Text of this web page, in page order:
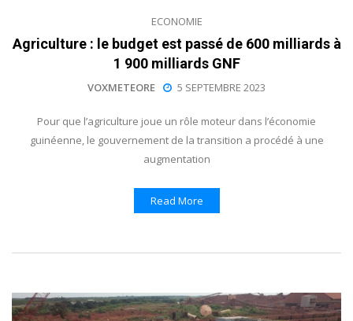
ECONOMIE
Agriculture : le budget est passé de 600 milliards à
1 900 milliards GNF
VOXMETEORE 5 SEPTEMBRE 2023
Pour que l’agriculture joue un rôle moteur dans l’économie
guinéenne, le gouvernement de la transition a procédé à une
augmentation
Read More